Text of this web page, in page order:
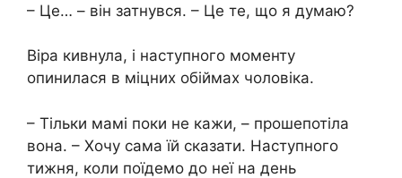
– Це… – він затнувся. – Це те, що я думаю?
Віра кивнула, і наступного моменту
опинилася в міцних обіймах чоловіка.
– Тільки мамі поки не кажи, – прошепотіла
вона. – Хочу сама їй сказати. Наступного
тижня, коли поїдемо до неї на день